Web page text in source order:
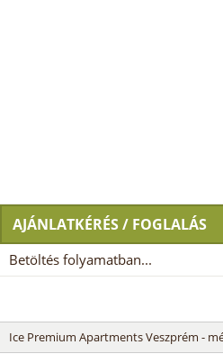
AJÁNLATKÉRÉS / FOGLALÁS
Betöltés folyamatban...
Ice Premium Apartments Veszprém -